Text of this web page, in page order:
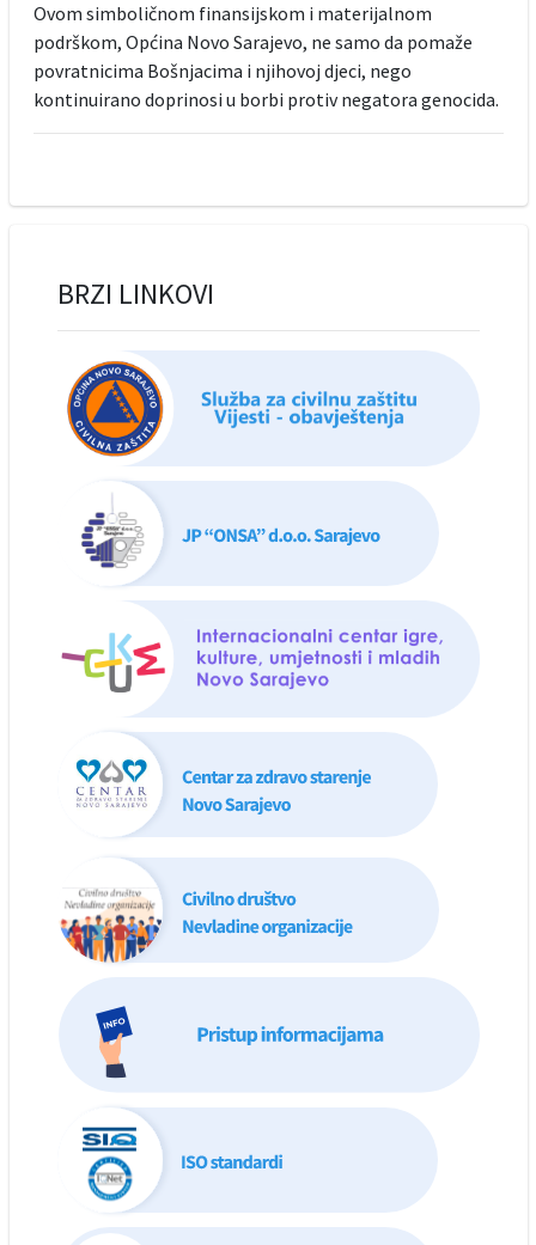
Ovom simboličnom finansijskom i materijalnom
podrškom, Općina Novo Sarajevo, ne samo da pomaže
povratnicima Bošnjacima i njihovoj djeci, nego
kontinuirano doprinosi u borbi protiv negatora genocida.
BRZI LINKOVI